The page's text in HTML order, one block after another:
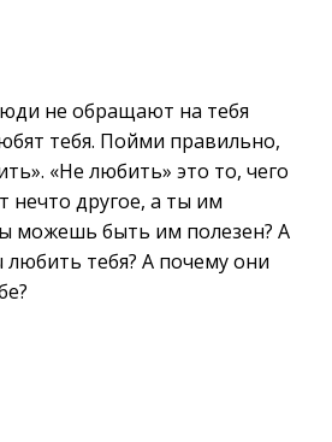
не обращают на тебя
тебя. Пойми правильно,
«Не любить» это то, чего
нечто другое, а ты им
можешь быть им полезен? А
тебя? А почему они